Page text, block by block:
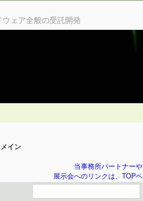
ェア全般の受託開発
メイン
当事務所パートナー
展示会へのリンクは、TOP